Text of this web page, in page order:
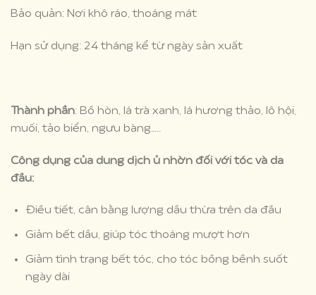
Bảo quản: Nơi khô ráo, thoáng mát
Hạn sử dụng: 24 tháng kể từ ngày sản xuất
Thành phần: Bồ hòn, lá trà xanh, lá hương thảo, lô hội,
muối, tảo biển, ngưu bàng…..
Công dụng của dung dịch ủ nhờn đối với tóc và da
đầu:
Điều tiết, cân bằng lượng dầu thừa trên da đầu
Giảm bết dầu, giúp tóc thoáng mượt hơn
Giảm tình trạng bết tóc, cho tóc bồng bềnh suốt
ngày dài